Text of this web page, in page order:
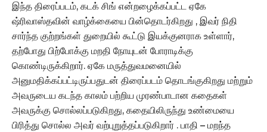
இந்த திரைப்படம், கடக் சிங் என்றழைக்கப்பட்ட ஏகே
ஷ்ரிவாஸ்தவின் வாழ்க்கையை பின்தொடர்கிறது , இவர் நிதி
சார்ந்த குற்றங்கள் துறையில் கூட்டு இயக்குனராக உள்ளார்,
தற்போது பிற்போக்கு மறதி நோயுடன் போராடிக்கு
கொண்டிருக்கிறார். ஏகே மருத்துவமனையில்
அனுமதிக்கப்பட்டிருப்பதுடன் திரைப்படம் தொடங்குகிறது மற்றும்
அவருடைய கடந்த காலம் பற்றிய முரண்பாடான கதைகள்
அவருக்கு சொல்லப்படுகிறது, கதையிலிருந்து உண்மையை
பிரித்து சொல்ல அவர் வற்புறுத்தப்படுகிறார் . பாதி – மறந்த